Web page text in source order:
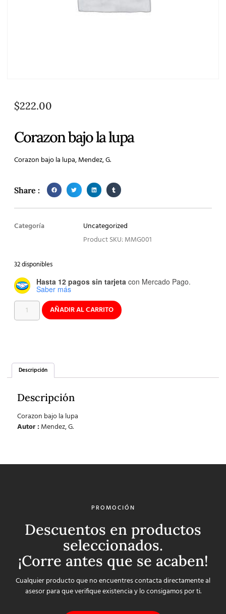
$222.00
Corazon bajo la lupa
Corazon bajo la lupa, Mendez, G.
Share :
Categoría
Uncategorized
Product SKU: MMG001
32 disponibles
Hasta 12 pagos sin tarjeta con Mercado Pago.
Saber más
AÑADIR AL CARRITO
Descripción
Descripción
Corazon bajo la lupa
Autor :Mendez, G.
PROMOCIÓN
Descuentos en productos
seleccionados.
¡Corre antes que se acaben!
Cualquier producto que no encuentres contacta directamente al
asesor para que verifique existencia y lo consigamos por ti.